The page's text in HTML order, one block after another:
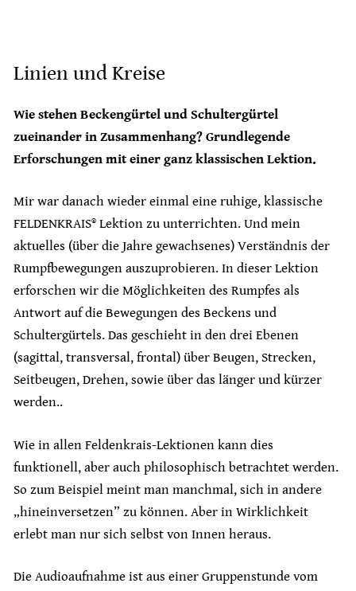
Linien und Kreise
Wie stehen Beckengürtel und Schultergürtel
zueinander in Zusammenhang? Grundlegende
Erforschungen mit einer ganz klassischen Lektion.
Mir war danach wieder einmal eine ruhige, klassische
FELDENKRAIS® Lektion zu unterrichten. Und mein
aktuelles (über die Jahre gewachsenes) Verständnis der
Rumpfbewegungen auszuprobieren. In dieser Lektion
erforschen wir die Möglichkeiten des Rumpfes als
Antwort auf die Bewegungen des Beckens und
Schultergürtels. Das geschieht in den drei Ebenen
(sagittal, transversal, frontal) über Beugen, Strecken,
Seitbeugen, Drehen, sowie über das länger und kürzer
werden..
Wie in allen Feldenkrais-Lektionen kann dies
funktionell, aber auch philosophisch betrachtet werden.
So zum Beispiel meint man manchmal, sich in andere
„hineinversetzen” zu können. Aber in Wirklichkeit
erlebt man nur sich selbst von Innen heraus.
Die Audioaufnahme ist aus einer Gruppenstunde vom